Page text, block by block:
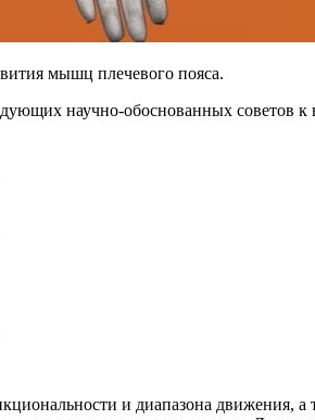
мышц плечевого пояса.
научно-обоснованных советов
и диапазона движения, а